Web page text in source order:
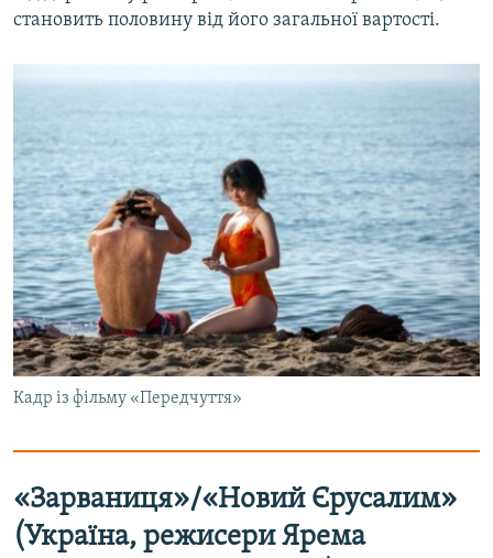
становить половину від його загальної вартості.
Кадр із фільму «Передчуття»
«Зарваниця»/«Новий Єрусалим»
(Україна, режисери Ярема